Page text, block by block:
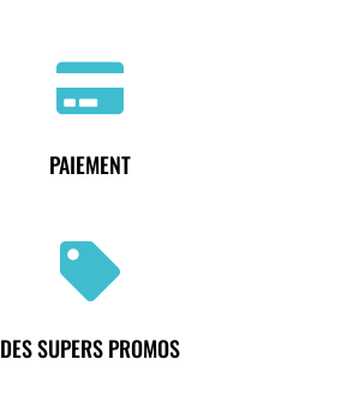
PAIEMENT
DES SUPERS PROMOS